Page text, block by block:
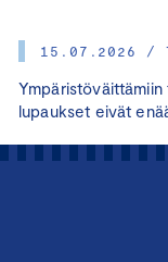
15.07.2026 /
lupaukset eivät